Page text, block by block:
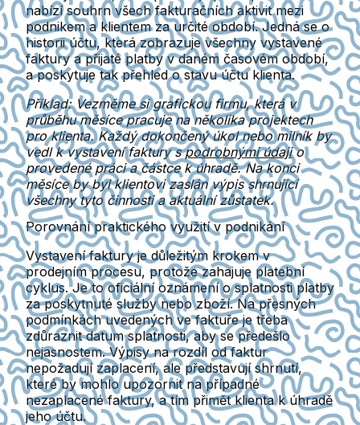
nabízí souhrn všech fakturačních aktivit mezi
podnikem a klientem za určité období. Jedná se o
historii účtu, která zobrazuje všechny vystavené
faktury a přijaté platby v daném časovém období,
a poskytuje tak přehled o stavu účtu klienta.
Příklad: Vezměme si grafickou firmu, která v
průběhu měsíce pracuje na několika projektech
pro klienta. Každý dokončený úkol nebo milník by
vedl k vystavení faktury spodrobnými údajio
provedené práci a částce k úhradě. Na konci
měsíce by byl klientovi zaslán výpis shrnující
všechny tyto činnosti a aktuální zůstatek.
Porovnání praktického využití v podnikání
Vystavení faktury je důležitým krokem v
prodejním procesu, protože zahajuje platební
cyklus. Je to oficiální oznámení o splatnosti platby
za poskytnuté služby nebo zboží. Na přesných
podmínkách uvedených ve faktuře je třeba
zdůraznit datum splatnosti, aby se předešlo
nejasnostem. Výpisy na rozdíl od faktur
nepožadují zaplacení, ale představují shrnutí,
které by mohlo upozornit na případné
nezaplacené faktury, a tím přimět klienta k úhradě
jeho účtu.